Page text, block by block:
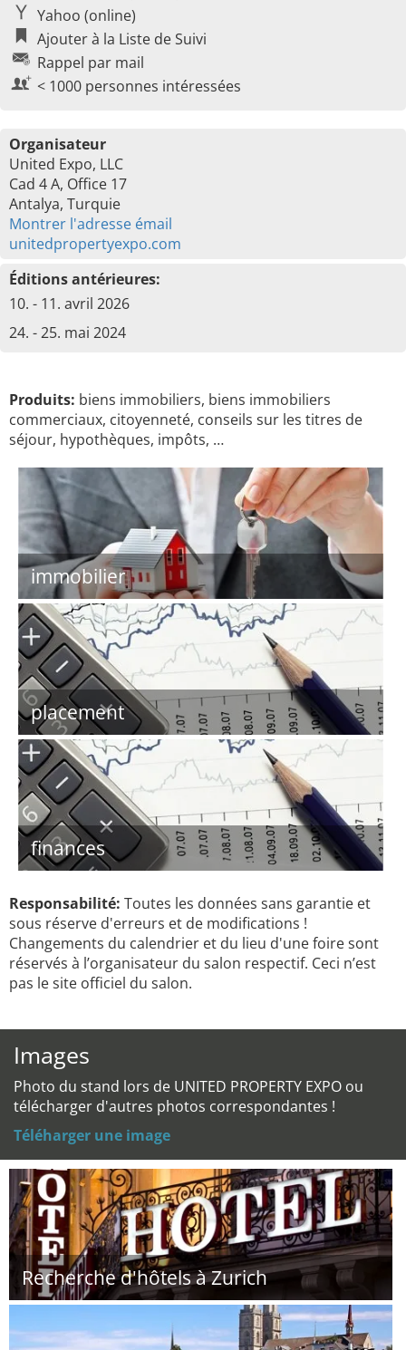
Yahoo (online)
Ajouter à la Liste de Suivi
Rappel par mail
< 1000 personnes intéressées
Organisateur
United Expo, LLC
Cad 4 A, Office 17
Antalya, Turquie
Montrer l'adresse émail
unitedpropertyexpo.com
Éditions antérieures:
10. - 11. avril 2026
24. - 25. mai 2024
Produits: biens immobiliers, biens immobiliers
commerciaux, citoyenneté, conseils sur les titres de
séjour, hypothèques, impôts, …
immobilier
placement
finances
Responsabilité: Toutes les données sans garantie et
sous réserve d'erreurs et de modifications !
Changements du calendrier et du lieu d'une foire sont
réservés à l’organisateur du salon respectif. Ceci n’est
pas le site officiel du salon.
Images
Photo du stand lors de UNITED PROPERTY EXPO ou
télécharger d'autres photos correspondantes !
Téléharger une image
Recherche d'hôtels à Zurich